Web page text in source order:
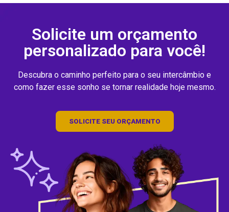
Solicite um orçamento
personalizado para você!
Descubra o caminho perfeito para o seu intercâmbio e
como fazer esse sonho se tornar realidade hoje mesmo.
SOLICITE SEU ORÇAMENTO